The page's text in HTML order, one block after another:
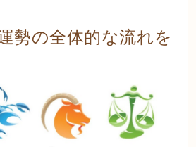
勢の全体的な流れを